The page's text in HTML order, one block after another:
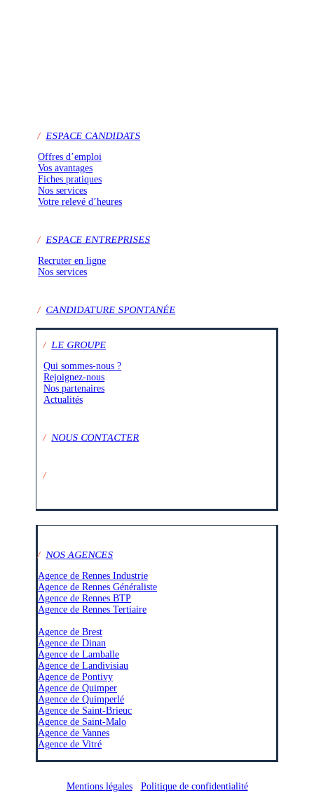
/ ESPACE CANDIDATS
Offres d’emploi
Vos avantages
Fiches pratiques
Nos services
Votre relevé d’heures
/ ESPACE ENTREPRISES
Recruter en ligne
Nos services
/ CANDIDATURE SPONTANÉE
/ LE GROUPE
Qui sommes-nous ?
Rejoignez-nous
Nos partenaires
Actualités
/NOUS CONTACTER
/
/ NOS AGENCES
Agence de Rennes Industrie
Agence de Rennes Généraliste
Agence de Rennes BTP
Agence de Rennes Tertiaire
Agence de Brest
Agence de Dinan
Agence de Lamballe
Agence de Landivisiau
Agence de Pontivy
Agence de Quimper
Agence de Quimperlé
Agence de Saint-Brieuc
Agence de Saint-Malo
Agence de Vannes
Agence de Vitré
Mentions légales/ Politique de confidentialité